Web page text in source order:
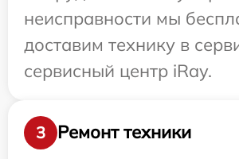
неисправности мы
доставим технику в
сервисный центр iRay.
3
Ремонт техники